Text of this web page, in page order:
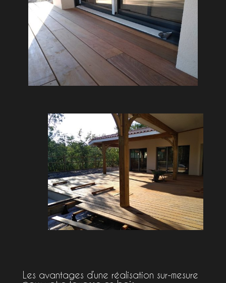
Les avantages d’une réalisation sur-mesure